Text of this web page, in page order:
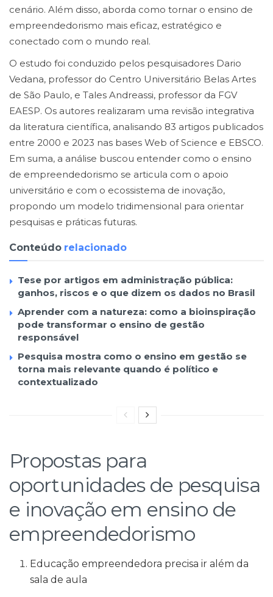
cenário. Além disso, aborda como tornar o ensino de
empreendedorismo mais eficaz, estratégico e
conectado com o mundo real.
O estudo foi conduzido pelos pesquisadores Dario
Vedana, professor do Centro Universitário Belas Artes
de São Paulo, e Tales Andreassi, professor da FGV
EAESP. Os autores realizaram uma revisão integrativa
da literatura científica, analisando 83 artigos publicados
entre 2000 e 2023 nas bases Web of Science e EBSCO.
Em suma, a análise buscou entender como o ensino
de empreendedorismo se articula com o apoio
universitário e com o ecossistema de inovação,
propondo um modelo tridimensional para orientar
pesquisas e práticas futuras.
Conteúdo relacionado
Tese por artigos em administração pública:
ganhos, riscos e o que dizem os dados no Brasil
Aprender com a natureza: como a bioinspiração
pode transformar o ensino de gestão
responsável
Pesquisa mostra como o ensino em gestão se
torna mais relevante quando é político e
contextualizado
Propostas para
oportunidades de pesquisa
e inovação em ensino de
empreendedorismo
Educação empreendedora precisa ir além da
sala de aula